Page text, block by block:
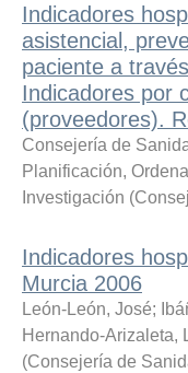
Indicadores
asistencial,
paciente a
Indicadores por
(proveedores).
Consejería de
Planificación,
Investigación (
Indicadores
Murcia 2006
León-León, José;
Hernando-Arizaleta,
(Consejería de